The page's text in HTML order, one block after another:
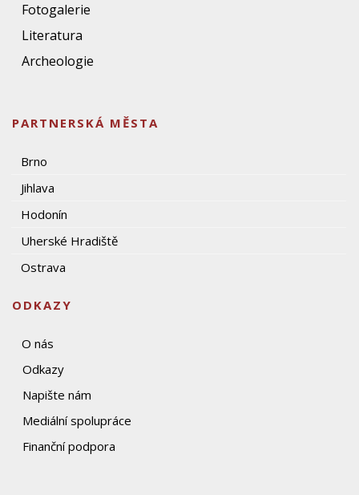
Fotogalerie
Literatura
Archeologie
PARTNERSKÁ MĚSTA
Brno
Jihlava
Hodonín
Uherské Hradiště
Ostrava
ODKAZY
O nás
Odkazy
Napište nám
Mediální spolupráce
Finanční podpora